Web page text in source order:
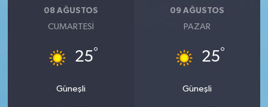
08 AĞUSTOS
CUMARTESI
25°
Güneşli
09 AĞUSTOS
PAZAR
25°
Güneşli